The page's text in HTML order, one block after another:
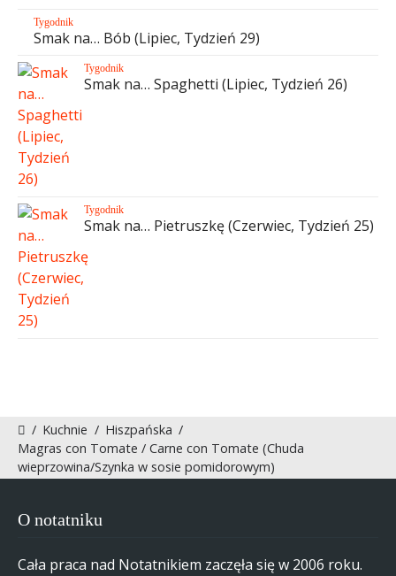
Tygodnik
Smak na… Bób (Lipiec, Tydzień 29)
Tygodnik
Smak na… Spaghetti (Lipiec, Tydzień 26)
Tygodnik
Smak na… Pietruszkę (Czerwiec, Tydzień 25)
/ Kuchnie / Hiszpańska /
Magras con Tomate / Carne con Tomate (Chuda
wieprzowina/Szynka w sosie pomidorowym)
O notatniku
Cała praca nad Notatnikiem zaczęła się w 2006 roku.